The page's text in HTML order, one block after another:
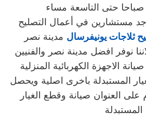
صباحا حتى التاسعة مساء
مستشارين في أعمال التصليح
ثلاجات يونيفرسال مدينة نصر
نوفر افضل مدينة نصر والفنيين
الاجهزة الكهربائية المنزلية
المستبدلة باخرى اصلية ويحصل
العنوان صيانة وقطع الغيار